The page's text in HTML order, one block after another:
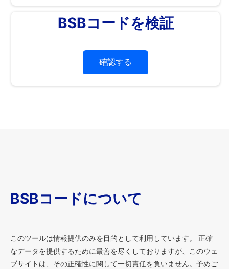
BSBコードを検証
確認する
BSBコードについて
このツールは情報提供のみを目的として利用しています。 正確
なデータを提供するために最善を尽くしておりますが、このウェ
ブサイトは、その正確性に関して一切責任を負いません。予めご